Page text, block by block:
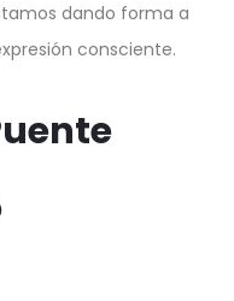
dando forma a
consciente.